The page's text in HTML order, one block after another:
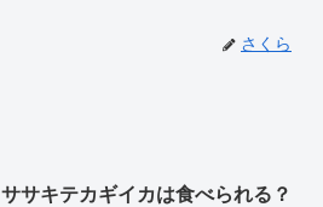
さくら
ササキテカギイカは食べられる？